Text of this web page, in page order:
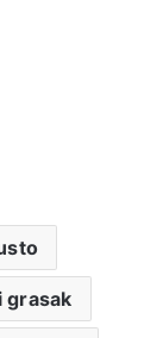
grasak